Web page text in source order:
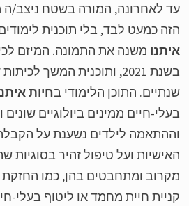
לאחרונה, המורה בשטח ניצב/ה
כמעט לבד, בלי תוכנית לימודים
משנה את התמונה. המיזם
בשנת 2021, ותוכנית המשך
התוכן הלימודי בחיות איתנו
חיים ממינים ביולוגיים שונים
לילדים נשענת על הקבלה
ועל טיפול זהיר בסוגיות
ומתחבטים בהן, כמו החזקת
חיית מחמד או ליטוף בעלי-